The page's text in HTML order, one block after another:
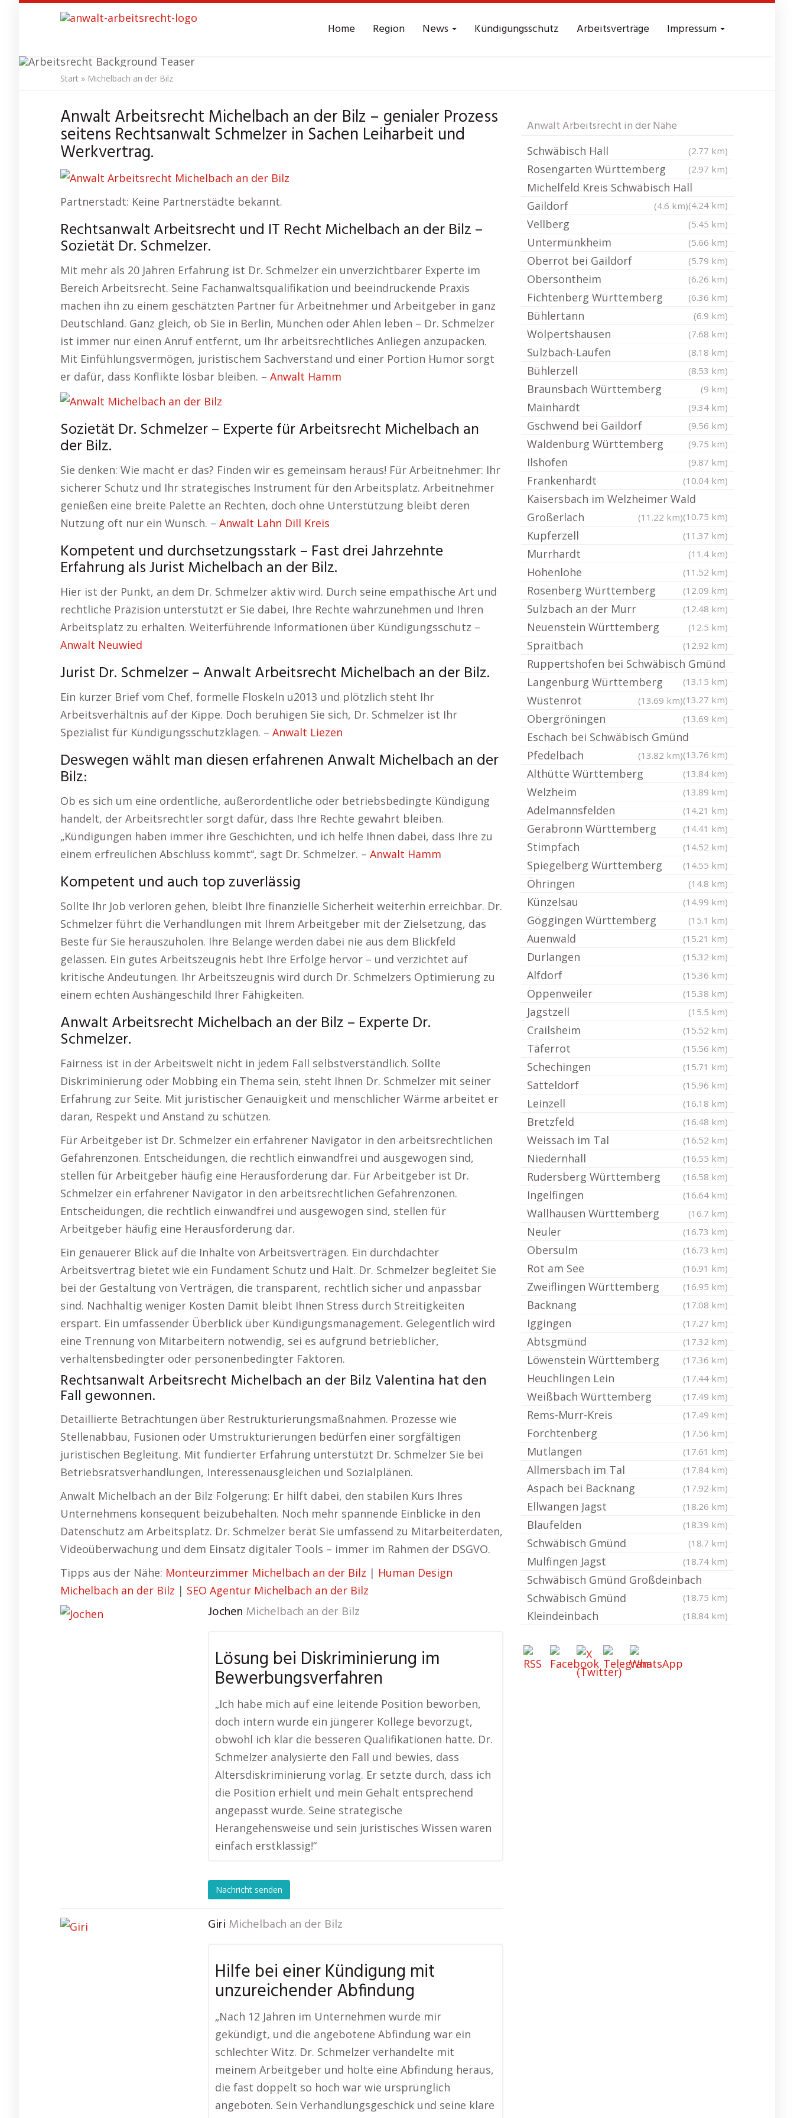
content
Home Region News Kündigungsschutz Arbeitsverträge Impressum
Anwalt Arbeitsrecht Michelbach an der Bilz
Start » Michelbach an der Bilz
Anwalt Arbeitsrecht Michelbach an der Bilz – genialer Prozess
seitens Rechtsanwalt Schmelzer in Sachen Leiharbeit und
Werkvertrag.
Partnerstadt: Keine Partnerstädte bekannt.
Rechtsanwalt Arbeitsrecht und IT Recht Michelbach an der Bilz –
Sozietät Dr. Schmelzer.
Mit mehr als 20 Jahren Erfahrung ist Dr. Schmelzer ein unverzichtbarer Experte im
Bereich Arbeitsrecht. Seine Fachanwaltsqualifikation und beeindruckende Praxis
machen ihn zu einem geschätzten Partner für Arbeitnehmer und Arbeitgeber in ganz
Deutschland. Ganz gleich, ob Sie in Berlin, München oder Ahlen leben – Dr. Schmelzer
ist immer nur einen Anruf entfernt, um Ihr arbeitsrechtliches Anliegen anzupacken.
Mit Einfühlungsvermögen, juristischem Sachverstand und einer Portion Humor sorgt
er dafür, dass Konflikte lösbar bleiben. – Anwalt Hamm
Sozietät Dr. Schmelzer – Experte für Arbeitsrecht Michelbach an
der Bilz.
Sie denken: Wie macht er das? Finden wir es gemeinsam heraus! Für Arbeitnehmer: Ihr
sicherer Schutz und Ihr strategisches Instrument für den Arbeitsplatz. Arbeitnehmer
genießen eine breite Palette an Rechten, doch ohne Unterstützung bleibt deren
Nutzung oft nur ein Wunsch. – Anwalt Lahn Dill Kreis
Kompetent und durchsetzungsstark – Fast drei Jahrzehnte
Erfahrung als Jurist Michelbach an der Bilz.
Hier ist der Punkt, an dem Dr. Schmelzer aktiv wird. Durch seine empathische Art und
rechtliche Präzision unterstützt er Sie dabei, Ihre Rechte wahrzunehmen und Ihren
Arbeitsplatz zu erhalten. Weiterführende Informationen über Kündigungsschutz –
Anwalt Neuwied
Jurist Dr. Schmelzer – Anwalt Arbeitsrecht Michelbach an der Bilz.
Ein kurzer Brief vom Chef, formelle Floskeln u2013 und plötzlich steht Ihr
Arbeitsverhältnis auf der Kippe. Doch beruhigen Sie sich, Dr. Schmelzer ist Ihr
Spezialist für Kündigungsschutzklagen. – Anwalt Liezen
Deswegen wählt man diesen erfahrenen Anwalt Michelbach an der
Bilz:
Ob es sich um eine ordentliche, außerordentliche oder betriebsbedingte Kündigung
handelt, der Arbeitsrechtler sorgt dafür, dass Ihre Rechte gewahrt bleiben.
„Kündigungen haben immer ihre Geschichten, und ich helfe Ihnen dabei, dass Ihre zu
einem erfreulichen Abschluss kommt“, sagt Dr. Schmelzer. – Anwalt Hamm
Kompetent und auch top zuverlässig
Sollte Ihr Job verloren gehen, bleibt Ihre finanzielle Sicherheit weiterhin erreichbar. Dr.
Schmelzer führt die Verhandlungen mit Ihrem Arbeitgeber mit der Zielsetzung, das
Beste für Sie herauszuholen. Ihre Belange werden dabei nie aus dem Blickfeld
gelassen. Ein gutes Arbeitszeugnis hebt Ihre Erfolge hervor – und verzichtet auf
kritische Andeutungen. Ihr Arbeitszeugnis wird durch Dr. Schmelzers Optimierung zu
einem echten Aushängeschild Ihrer Fähigkeiten.
Anwalt Arbeitsrecht Michelbach an der Bilz – Experte Dr.
Schmelzer.
Fairness ist in der Arbeitswelt nicht in jedem Fall selbstverständlich. Sollte
Diskriminierung oder Mobbing ein Thema sein, steht Ihnen Dr. Schmelzer mit seiner
Erfahrung zur Seite. Mit juristischer Genauigkeit und menschlicher Wärme arbeitet er
daran, Respekt und Anstand zu schützen.
Für Arbeitgeber ist Dr. Schmelzer ein erfahrener Navigator in den arbeitsrechtlichen
Gefahrenzonen. Entscheidungen, die rechtlich einwandfrei und ausgewogen sind,
stellen für Arbeitgeber häufig eine Herausforderung dar. Für Arbeitgeber ist Dr.
Schmelzer ein erfahrener Navigator in den arbeitsrechtlichen Gefahrenzonen.
Entscheidungen, die rechtlich einwandfrei und ausgewogen sind, stellen für
Arbeitgeber häufig eine Herausforderung dar.
Ein genauerer Blick auf die Inhalte von Arbeitsverträgen. Ein durchdachter
Arbeitsvertrag bietet wie ein Fundament Schutz und Halt. Dr. Schmelzer begleitet Sie
bei der Gestaltung von Verträgen, die transparent, rechtlich sicher und anpassbar
sind. Nachhaltig weniger Kosten Damit bleibt Ihnen Stress durch Streitigkeiten
erspart. Ein umfassender Überblick über Kündigungsmanagement. Gelegentlich wird
eine Trennung von Mitarbeitern notwendig, sei es aufgrund betrieblicher,
verhaltensbedingter oder personenbedingter Faktoren.
Rechtsanwalt Arbeitsrecht Michelbach an der Bilz Valentina hat den
Fall gewonnen.
Detaillierte Betrachtungen über Restrukturierungsmaßnahmen. Prozesse wie
Stellenabbau, Fusionen oder Umstrukturierungen bedürfen einer sorgfältigen
juristischen Begleitung. Mit fundierter Erfahrung unterstützt Dr. Schmelzer Sie bei
Betriebsratsverhandlungen, Interessenausgleichen und Sozialplänen.
Anwalt Michelbach an der Bilz Folgerung: Er hilft dabei, den stabilen Kurs Ihres
Unternehmens konsequent beizubehalten. Noch mehr spannende Einblicke in den
Datenschutz am Arbeitsplatz. Dr. Schmelzer berät Sie umfassend zu Mitarbeiterdaten,
Videoüberwachung und dem Einsatz digitaler Tools – immer im Rahmen der DSGVO.
Tipps aus der Nähe: Monteurzimmer Michelbach an der Bilz | Human Design
Michelbach an der Bilz | SEO Agentur Michelbach an der Bilz
Jochen Michelbach an der Bilz
Lösung bei Diskriminierung im
Bewerbungsverfahren
„Ich habe mich auf eine leitende Position beworben,
doch intern wurde ein jüngerer Kollege bevorzugt,
obwohl ich klar die besseren Qualifikationen hatte. Dr.
Schmelzer analysierte den Fall und bewies, dass
Altersdiskriminierung vorlag. Er setzte durch, dass ich
die Position erhielt und mein Gehalt entsprechend
angepasst wurde. Seine strategische
Herangehensweise und sein juristisches Wissen waren
einfach erstklassig!“
Nachricht senden
Giri Michelbach an der Bilz
Hilfe bei einer Kündigung mit
unzureichender Abfindung
„Nach 12 Jahren im Unternehmen wurde mir
gekündigt, und die angebotene Abfindung war ein
schlechter Witz. Dr. Schmelzer verhandelte mit
meinem Arbeitgeber und holte eine Abfindung heraus,
die fast doppelt so hoch war wie ursprünglich
angeboten. Sein Verhandlungsgeschick und seine klare
Anwalt Arbeitsrecht in der Nähe
Schwäbisch Hall (2.77 km)
Rosengarten Württemberg (2.97 km)
Michelfeld Kreis Schwäbisch Hall
(4.24 km)
Gaildorf (4.6 km)
Vellberg (5.45 km)
Untermünkheim (5.66 km)
Oberrot bei Gaildorf (5.79 km)
Obersontheim (6.26 km)
Fichtenberg Württemberg (6.36 km)
Bühlertann (6.9 km)
Wolpertshausen (7.68 km)
Sulzbach-Laufen (8.18 km)
Bühlerzell (8.53 km)
Braunsbach Württemberg (9 km)
Mainhardt (9.34 km)
Gschwend bei Gaildorf (9.56 km)
Waldenburg Württemberg (9.75 km)
Ilshofen (9.87 km)
Frankenhardt (10.04 km)
Kaisersbach im Welzheimer Wald
(10.75 km)
Großerlach (11.22 km)
Kupferzell (11.37 km)
Murrhardt (11.4 km)
Hohenlohe (11.52 km)
Rosenberg Württemberg (12.09 km)
Sulzbach an der Murr (12.48 km)
Neuenstein Württemberg (12.5 km)
Spraitbach (12.92 km)
Ruppertshofen bei Schwäbisch Gmünd
(13.15 km)
Langenburg Württemberg
(13.27 km)
Wüstenrot (13.69 km)
Obergröningen (13.69 km)
Eschach bei Schwäbisch Gmünd
(13.76 km)
Pfedelbach (13.82 km)
Althütte Württemberg (13.84 km)
Welzheim (13.89 km)
Adelmannsfelden (14.21 km)
Gerabronn Württemberg (14.41 km)
Stimpfach (14.52 km)
Spiegelberg Württemberg (14.55 km)
Öhringen (14.8 km)
Künzelsau (14.99 km)
Göggingen Württemberg (15.1 km)
Auenwald (15.21 km)
Durlangen (15.32 km)
Alfdorf (15.36 km)
Oppenweiler (15.38 km)
Jagstzell (15.5 km)
Crailsheim (15.52 km)
Täferrot (15.56 km)
Schechingen (15.71 km)
Satteldorf (15.96 km)
Leinzell (16.18 km)
Bretzfeld (16.48 km)
Weissach im Tal (16.52 km)
Niedernhall (16.55 km)
Rudersberg Württemberg (16.58 km)
Ingelfingen (16.64 km)
Wallhausen Württemberg (16.7 km)
Neuler (16.73 km)
Obersulm (16.73 km)
Rot am See (16.91 km)
Zweiflingen Württemberg (16.95 km)
Backnang (17.08 km)
Iggingen (17.27 km)
Abtsgmünd (17.32 km)
Löwenstein Württemberg (17.36 km)
Heuchlingen Lein (17.44 km)
Weißbach Württemberg (17.49 km)
Rems-Murr-Kreis (17.49 km)
Forchtenberg (17.56 km)
Mutlangen (17.61 km)
Allmersbach im Tal (17.84 km)
Aspach bei Backnang (17.92 km)
Ellwangen Jagst (18.26 km)
Blaufelden (18.39 km)
Schwäbisch Gmünd (18.7 km)
Mulfingen Jagst (18.74 km)
Schwäbisch Gmünd Großdeinbach
(18.75 km)
Schwäbisch Gmünd
Kleindeinbach
(18.84 km)